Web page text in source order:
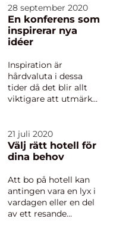
det har kommit en
större repa man vill få
bort. Då använder
man sig av polering
Man börjar med att
sli...
28 september 2020
En konferens som
inspirerar nya
idéer
Inspiration är
hårdvaluta i dessa
tider då det blir allt
viktigare att utmärka
ett arbete och företag
i jakt på kunder. Det
handlar helt enkelt
den där passionen
inombords oss till liv.
Det är ...
21 juli 2020
Välj rätt hotell för
dina behov
Att bo på hotell kan
antingen vara en lyx i
vardagen eller en del
av ett resande